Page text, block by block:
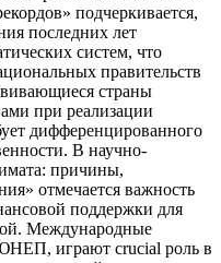
подчеркивается,
последних лет
систем, что
правительств
страны
при реализации
дифференцированного
В научно-
причины,
отмечается важность
поддержки для
Международные
играют crucial роль в